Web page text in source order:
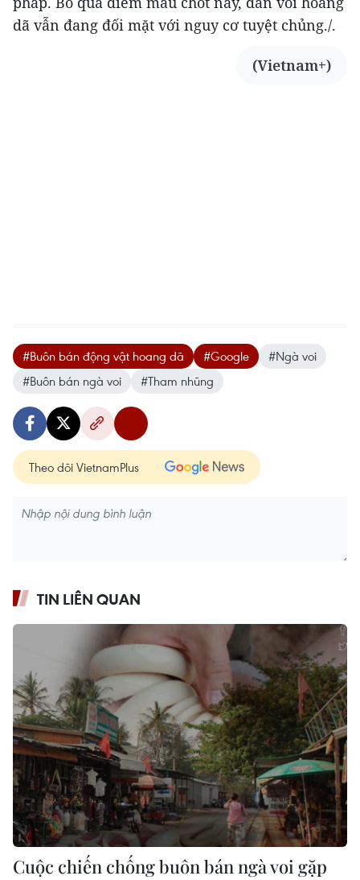
dã vẫn đang đối mặt với nguy cơ tuyệt chủng./.
(Vietnam+)
#Buôn bán động vật hoang dã #Google
#Ngà voi
#Buôn bán ngà voi
#Tham nhũng
Theo dõi VietnamPlus
TIN LIÊN QUAN
Cuộc chiến chống buôn bán ngà voi gặp